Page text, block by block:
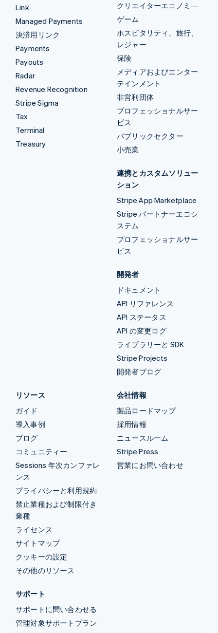
Link
Managed Payments
決済用リンク
Payments
Payouts
Radar
Revenue Recognition
Stripe Sigma
Tax
Terminal
Treasury
クリエイターエコノミ―
ゲーム
ホスピタリティ、旅行、
レジャー
保険
メディアおよびエンター
テインメント
非営利団体
プロフェッショナルサー
ビス
パブリックセクター
小売業
連携とカスタムソリュー
ション
Stripe App Marketplace
Stripe パートナーエコシ
ステム
プロフェッショナルサー
ビス
開発者
ドキュメント
API リファレンス
API ステータス
API の変更ログ
ライブラリーと SDK
Stripe Projects
開発者ブログ
リソース
ガイド
導入事例
ブログ
コミュニティー
Sessions 年次カンファレ
ンス
プライバシーと利用規約
禁止業種および制限付き
業種
ライセンス
サイトマップ
クッキーの設定
その他のリソース
会社情報
製品ロードマップ
採用情報
ニュースルーム
Stripe Press
営業にお問い合わせ
サポート
サポートに問い合わせる
管理対象サポートプラン